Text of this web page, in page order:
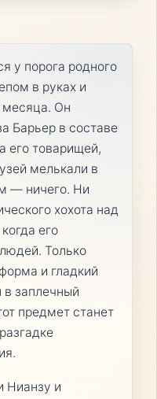
у порога родного
в руках и
месяца. Он
Барьер в составе
его товарищей,
мелькали в
— ничего. Ни
хохота над
его
Только
и гладкий
в заплечный
предмет станет
Нианзу и